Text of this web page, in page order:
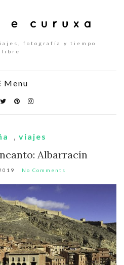
fotografía y tiempo
libre
Menu
, viajes
Albarracín
No Comments